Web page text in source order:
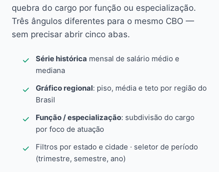
quebra do cargo por função ou especialização.
Três ângulos diferentes para o mesmo CBO —
sem precisar abrir cinco abas.
Série histórica mensal de salário médio e
mediana
Gráfico regional: piso, média e teto por região do
Brasil
Função / especialização: subdivisão do cargo
por foco de atuação
Filtros por estado e cidade · seletor de período
(trimestre, semestre, ano)